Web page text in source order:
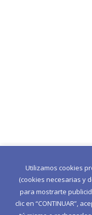
Utilizamos cookies
(cookies necesarias y
para mostrarte
clic en “CONTINUAR”,